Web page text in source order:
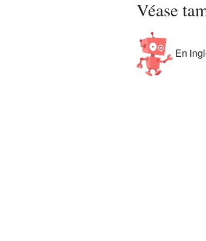
Véase
En